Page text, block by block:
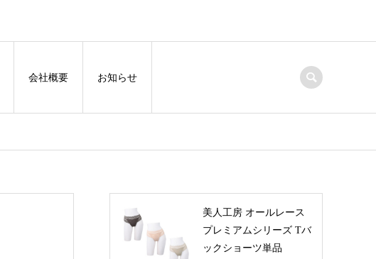
会社概要 お知らせ
美人工房 オールレース
プレミアムシリーズ Tバ
ックショーツ単品